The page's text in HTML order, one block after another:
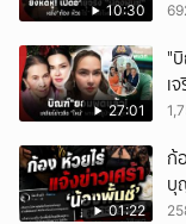
10:30
27:01
"
เ
01:22
ก้
บุ